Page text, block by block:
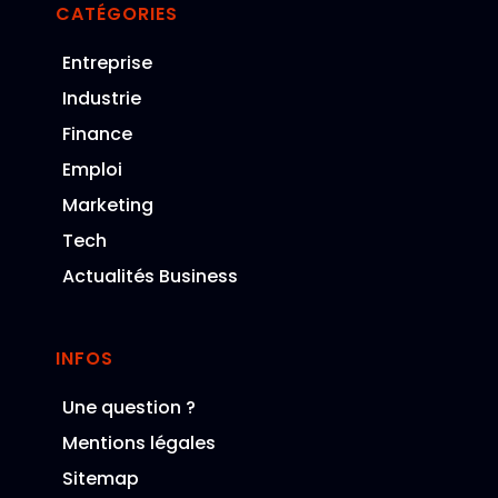
CATÉGORIES
Entreprise
Industrie
Finance
Emploi
Marketing
Tech
Actualités Business
INFOS
Une question ?
Mentions légales
Sitemap